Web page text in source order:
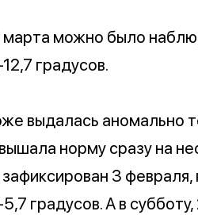
можно было
градусов.
выдалась аномально
норму сразу на
3 февраля,
градусов. А в